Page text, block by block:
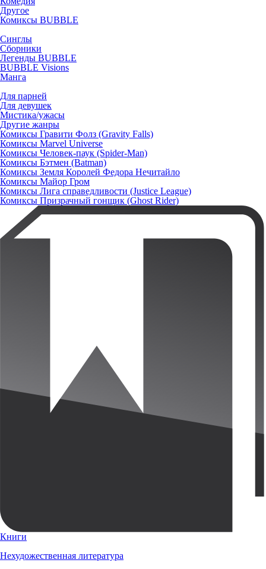
Другое
Комиксы BUBBLE
Синглы
Сборники
Легенды BUBBLE
BUBBLE Visions
Манга
Для парней
Для девушек
Мистика/ужасы
Другие жанры
Комиксы Гравити Фолз (Gravity Falls)
Комиксы Marvel Universe
Комиксы Человек-паук (Spider-Man)
Комиксы Бэтмен (Batman)
Комиксы Земля Королей Федора Нечитайло
Комиксы Майор Гром
Комиксы Лига справедливости (Justice League)
Комиксы Призрачный гонщик (Ghost Rider)
Книги
Нехудожественная литература